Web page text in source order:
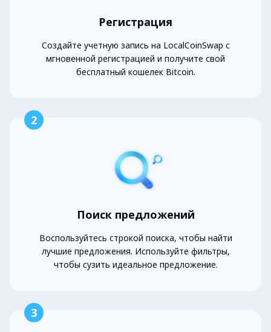
Регистрация
Создайте учетную запись на LocalCoinSwap с
мгновенной регистрацией и получите свой
бесплатный кошелек Bitcoin.
2
Поиск предложений
Воспользуйтесь строкой поиска, чтобы найти
лучшие предложения. Используйте фильтры,
чтобы сузить идеальное предложение.
3